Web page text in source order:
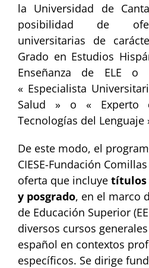
la Universidad de
posibilidad de
universitarias de
Grado en Estudios
Enseñanza de ELE o
« Especialista
Salud » o « Experto
Tecnologías del Lenguaje
De este modo, el
CIESE-Fundación
oferta que incluye títulos
y posgrado, en el marco
de Educación Superior
diversos cursos
español en contextos
específicos. Se dirige